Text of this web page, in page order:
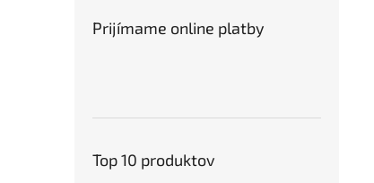
Prijímame online platby
Top 10 produktov